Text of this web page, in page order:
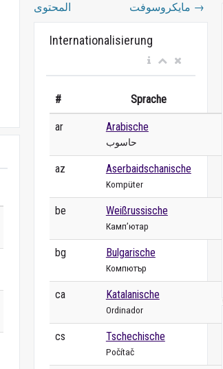
المحتوى
→
Internationalisierung
# Sprache
ar Arabische
حاسوب
az Aserbaidschanische
Kompüter
be Weißrussische
Камп’ютар
bg Bulgarische
Компютър
ca Katalanische
Ordinador
cs Tschechische
Počítač